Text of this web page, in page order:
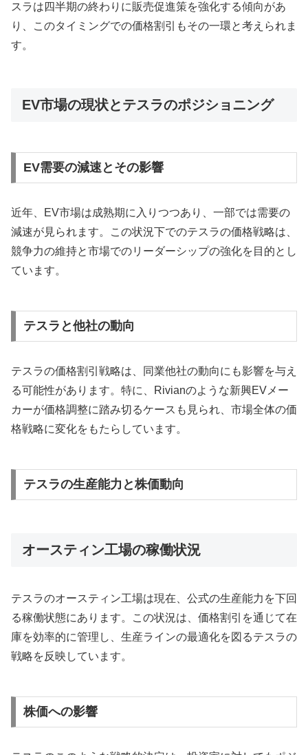
スラは四半期の終わりに販売促進策を強化する傾向があ
り、このタイミングでの価格割引もその一環と考えられま
す。
EV市場の現状とテスラのポジショニング
EV需要の減速とその影響
近年、EV市場は成熟期に入りつつあり、一部では需要の
減速が見られます。この状況下でのテスラの価格戦略は、
競争力の維持と市場でのリーダーシップの強化を目的とし
ています。
テスラと他社の動向
テスラの価格割引戦略は、同業他社の動向にも影響を与え
る可能性があります。特に、Rivianのような新興EVメー
カーが価格調整に踏み切るケースも見られ、市場全体の価
格戦略に変化をもたらしています。
テスラの生産能力と株価動向
オースティン工場の稼働状況
テスラのオースティン工場は現在、公式の生産能力を下回
る稼働状態にあります。この状況は、価格割引を通じて在
庫を効率的に管理し、生産ラインの最適化を図るテスラの
戦略を反映しています。
株価への影響